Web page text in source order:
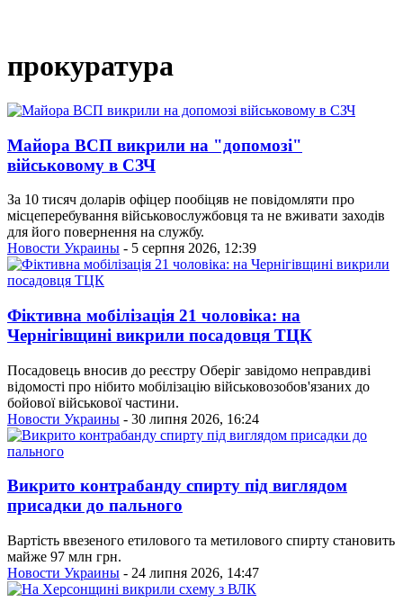
прокуратура
Майора ВСП викрили на "допомозі"
військовому в СЗЧ
За 10 тисяч доларів офіцер пообіцяв не повідомляти про
місцеперебування військовослужбовця та не вживати заходів
для його повернення на службу.
Новости Украины - 5 серпня 2026, 12:39
Фіктивна мобілізація 21 чоловіка: на
Чернігівщині викрили посадовця ТЦК
Посадовець вносив до реєстру Оберіг завідомо неправдиві
відомості про нібито мобілізацію військовозобов'язаних до
бойової військової частини.
Новости Украины - 30 липня 2026, 16:24
Викрито контрабанду спирту під виглядом
присадки до пального
Вартість ввезеного етилового та метилового спирту становить
майже 97 млн грн.
Новости Украины - 24 липня 2026, 14:47